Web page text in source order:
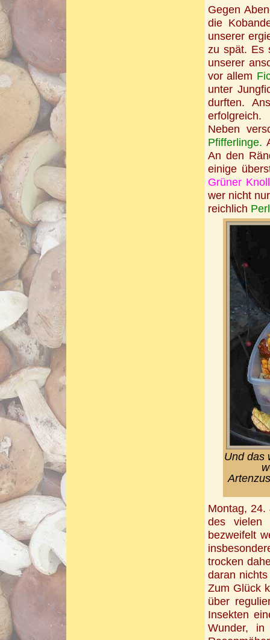
Gegen
die
unserer
zu spät. Es
unserer
vor allem
unter
durften.
Neben
Pfifferlinge.
An den
einige
Grüner
wer nicht
reichlich
Und das
Montag, 24.
des vielen
bezweifelt
trocken
daran
Zum Glück
über
Insekten
Wunder, in